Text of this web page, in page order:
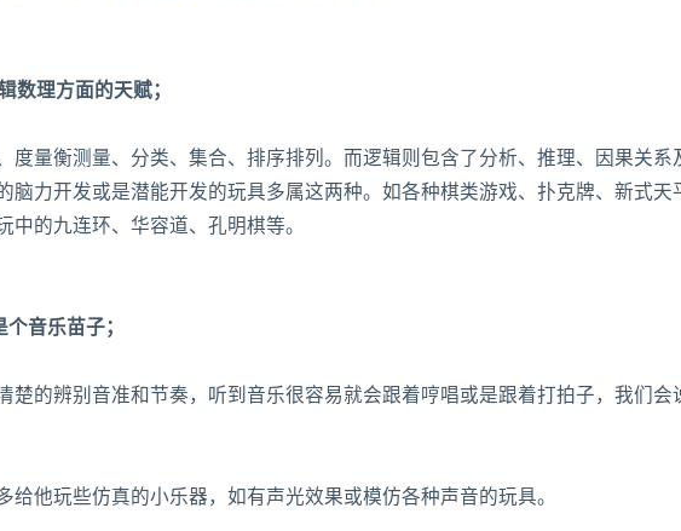
数理方面的天赋；
度量衡测量、分类、集合、排序排列。而逻辑则包含了分析、推理、因果关系
脑力开发或是潜能开发的玩具多属这两种。如各种棋类游戏、扑克牌、新式天
的九连环、华容道、孔明棋等。
音乐苗子；
楚的辨别音准和节奏，听到音乐很容易就会跟着哼唱或是跟着打拍子，我们会
给他玩些仿真的小乐器，如有声光效果或模仿各种声音的玩具。